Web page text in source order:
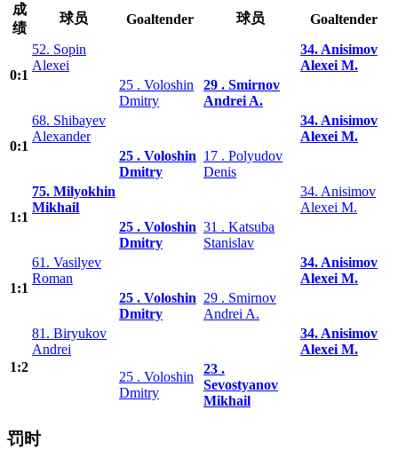
成
绩
球员 Goaltender 球员 Goaltender
0:1
52. Sopin
Alexei
34. Anisimov
Alexei M.
25 . Voloshin
Dmitry
29 . Smirnov
Andrei A.
0:1
68. Shibayev
Alexander
34. Anisimov
Alexei M.
25 . Voloshin
Dmitry
17 . Polyudov
Denis
1:1
75. Milyokhin
Mikhail
34. Anisimov
Alexei M.
25 . Voloshin
Dmitry
31 . Katsuba
Stanislav
1:1
61. Vasilyev
Roman
34. Anisimov
Alexei M.
25 . Voloshin
Dmitry
29 . Smirnov
Andrei A.
1:2
81. Biryukov
Andrei
34. Anisimov
Alexei M.
25 . Voloshin
Dmitry
23 .
Sevostyanov
Mikhail
罚时